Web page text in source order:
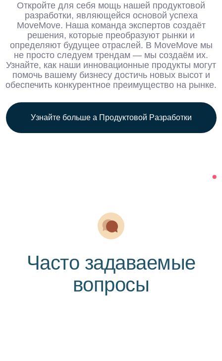
Откройте для себя мощь нашей продуктовой
разработки, являющейся основой успеха
MoveMove. Наша команда экспертов создаёт
решения, которые преобразуют рынки и
определяют будущее отраслей. В MoveMove мы
не просто следуем трендам — мы создаём их.
Узнайте, как наши инновационные продукты могут
помочь вашему бизнесу достичь новых высот и
обеспечить конкурентное преимущество на рынке.
Узнайте больше а П родуктовой Разработки
Часто задаваемые
вопросы